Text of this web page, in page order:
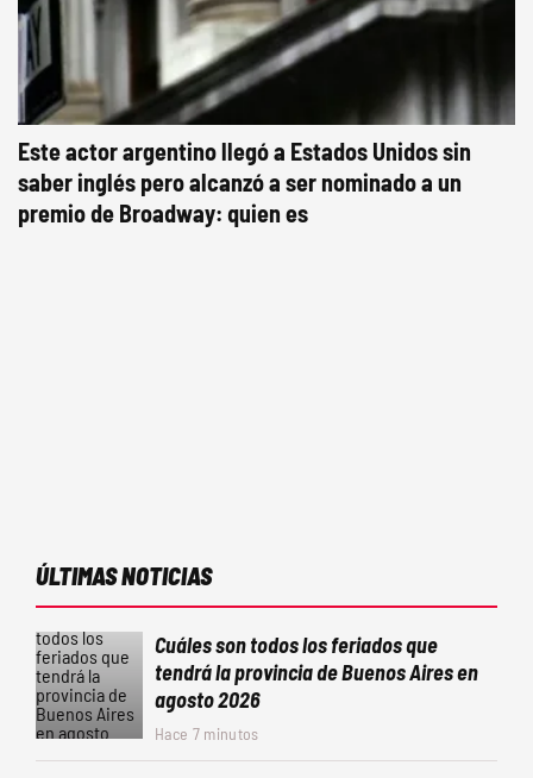
Este actor argentino llegó a Estados Unidos sin
saber inglés pero alcanzó a ser nominado a un
premio de Broadway: quien es
ÚLTIMAS NOTICIAS
Cuáles son todos los feriados que
tendrá la provincia de Buenos Aires en
agosto 2026
Hace 7 minutos